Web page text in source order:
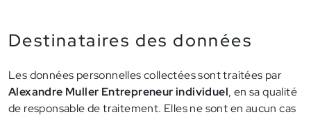
Destinataires des données
Les données personnelles collectées sont traitées par
Alexandre Muller Entrepreneur individuel, en sa qualité
de responsable de traitement. Elles ne sont en aucun cas